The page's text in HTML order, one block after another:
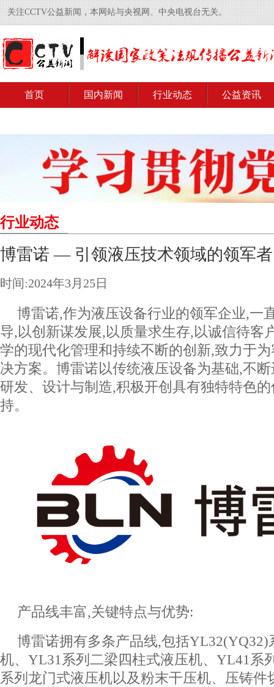
关注CCTV公益新闻，本网站与央视网、中央电视台无关。
首页 国内新闻 行业动态 公益资讯
行业动态
博雷诺 — 引领液压技术领域的领军者
时间:2024年3月25日
博雷诺,作为液压设备行业的领军企业,一
导,以创新谋发展,以质量求生存,以诚信待客
学的现代化管理和持续不断的创新,致力于
决方案。博雷诺以传统液压设备为基础,不
研发、设计与制造,积极开创具有独特特色
持。
产品线丰富,关键特点与优势:
博雷诺拥有多条产品线,包括
机、YL31系列二梁四柱式液压机、YL41系
系列龙门式液压机以及粉末干压机、压铸件